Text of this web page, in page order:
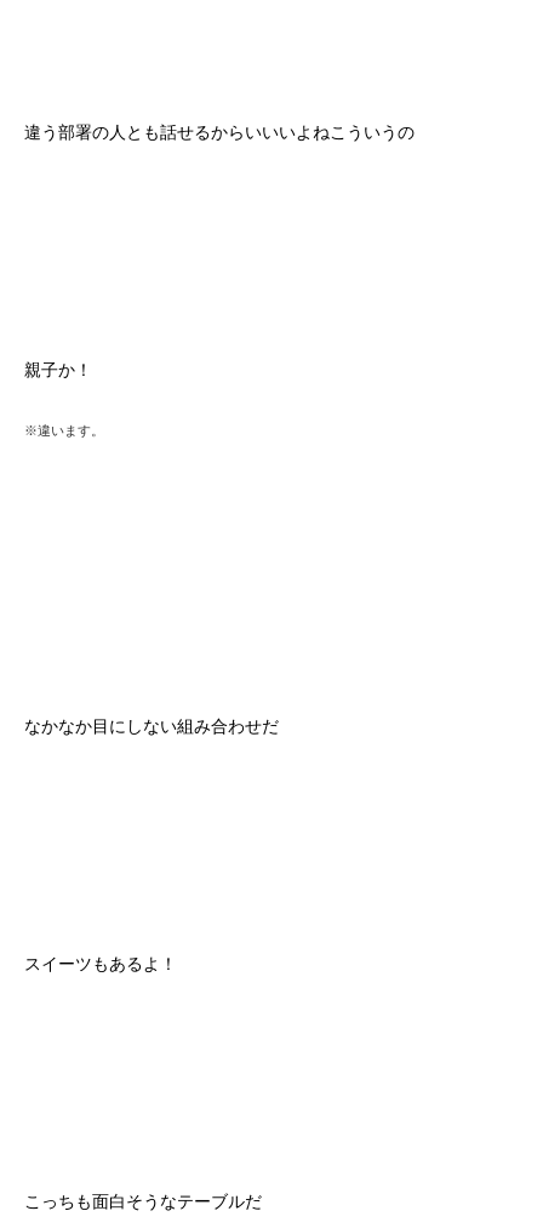
違う部署の人とも話せるからいいいよねこういうの
親子か！
※違います。
なかなか目にしない組み合わせだ
スイーツもあるよ！
こっちも面白そうなテーブルだ